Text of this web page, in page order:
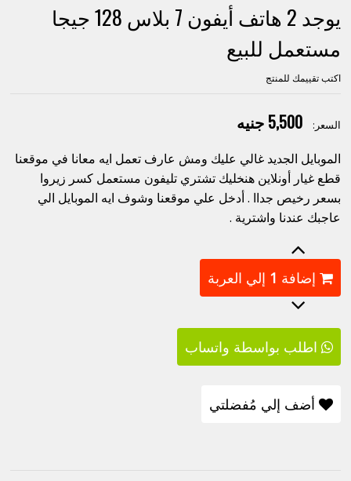
يوجد 2 هاتف أيفون 7 بلاس 128 جيجا
مستعمل للبيع
اكتب تقييمك للمنتج
السعر: 5,500 جنيه
الموبايل الجديد غالي عليك ومش عارف تعمل ايه معانا في موقعنا
قطع غيار أونلاين هنخليك تشتري تليفون مستعمل كسر زيروا
بسعر رخيص جداا . أدخل علي موقعنا وشوف ايه الموبايل الي
عاجبك عندنا واشترية .
إضافة 1 إلي العربة
اطلب بواسطة واتساب
أضف إلي مُفضلتي